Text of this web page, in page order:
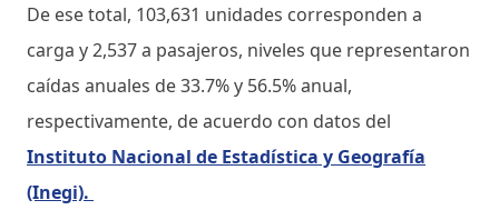
De ese total, 103,631 unidades corresponden a
carga y 2,537 a pasajeros, niveles que representaron
caídas anuales de 33.7% y 56.5% anual,
respectivamente, de acuerdo con datos del
Instituto Nacional de Estadística y Geografía
(Inegi).